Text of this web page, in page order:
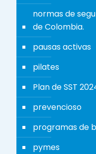
normas de
de Colombia.
pausas activas
pilates
Plan de SST
prevencioso
programas de
pymes